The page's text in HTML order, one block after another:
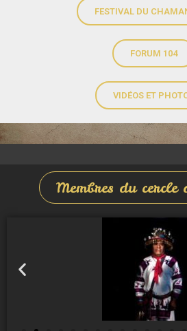
FESTIVAL DU
FORUM 104
VIDÉOS ET
Membres du cercle